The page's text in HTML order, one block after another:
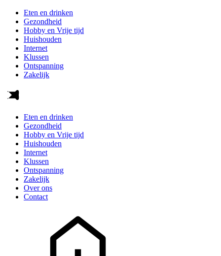
Eten en drinken
Gezondheid
Hobby en Vrije tijd
Huishouden
Internet
Klussen
Ontspanning
Zakelijk
Eten en drinken
Gezondheid
Hobby en Vrije tijd
Huishouden
Internet
Klussen
Ontspanning
Zakelijk
Over ons
Contact